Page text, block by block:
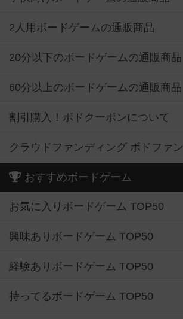
2人用ボードゲームの通販商品
20分以下のボードゲームの通販商品
60分以上のボードゲームの通販商品
割引購入！ボドクーポンについて
クラウドファンディング ボドファン
おすすめボードゲーム
お気に入りボードゲーム TOP50
興味ありボードゲーム TOP50
経験ありボードゲーム TOP50
持ってるボードゲーム TOP50